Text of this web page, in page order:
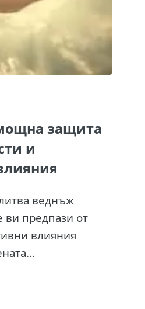
защита
и
веднъж
предпази от
влияния